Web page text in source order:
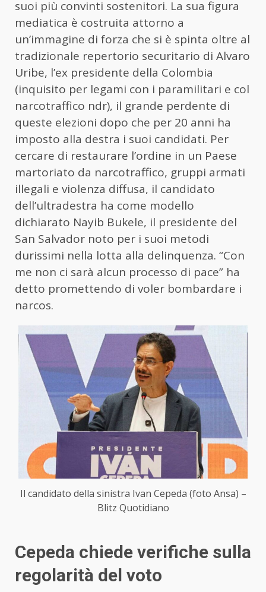
suoi più convinti sostenitori. La sua figura
mediatica è costruita attorno a
un’immagine di forza che si è spinta oltre al
tradizionale repertorio securitario di Alvaro
Uribe, l’ex presidente della Colombia
(inquisito per legami con i paramilitari e col
narcotraffico ndr), il grande perdente di
queste elezioni dopo che per 20 anni ha
imposto alla destra i suoi candidati. Per
cercare di restaurare l’ordine in un Paese
martoriato da narcotraffico, gruppi armati
illegali e violenza diffusa, il candidato
dell’ultradestra ha come modello
dichiarato Nayib Bukele, il presidente del
San Salvador noto per i suoi metodi
durissimi nella lotta alla delinquenza. “Con
me non ci sarà alcun processo di pace” ha
detto promettendo di voler bombardare i
narcos.
Il candidato della sinistra Ivan Cepeda (foto Ansa) –
Blitz Quotidiano
Cepeda chiede verifiche sulla
regolarità del voto